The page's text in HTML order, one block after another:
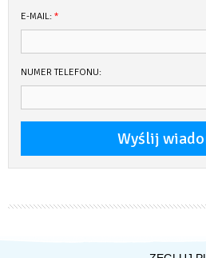
E-MAIL: *
NUMER TELEFONU: